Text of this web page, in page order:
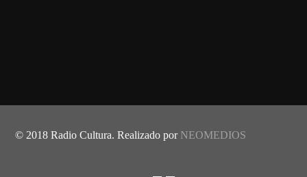
© 2018 Radio Cultura. Realizado por NEOMEDIOS